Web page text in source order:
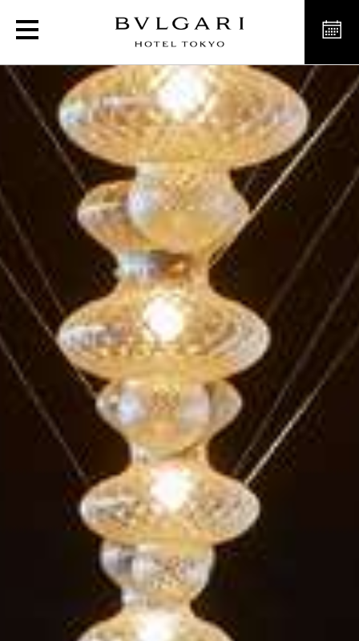
Italian Luxury Niko